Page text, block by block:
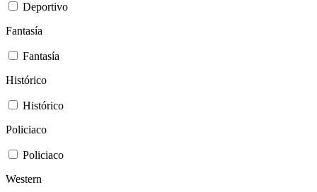
Deportivo
Fantasía
Fantasía
Histórico
Histórico
Policiaco
Policiaco
Western